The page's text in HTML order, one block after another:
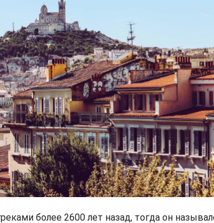
более 2600 лет назад, тогда он